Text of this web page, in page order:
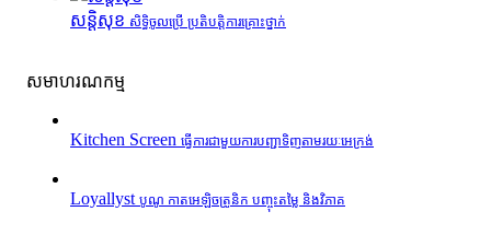
សន្តិសុខ សិទ្ធិចូលប្រើ ប្រតិបត្តិការគ្រោះថ្នាក់
សមាហរណកម្ម
Kitchen Screen ធ្វើការជាមួយការបញ្ជាទិញតាមរយៈអេក្រង់
Loyallyst បូណូ កាតអេឡិចត្រូនិក បញ្ចុះតម្លៃ និងវិភាគ